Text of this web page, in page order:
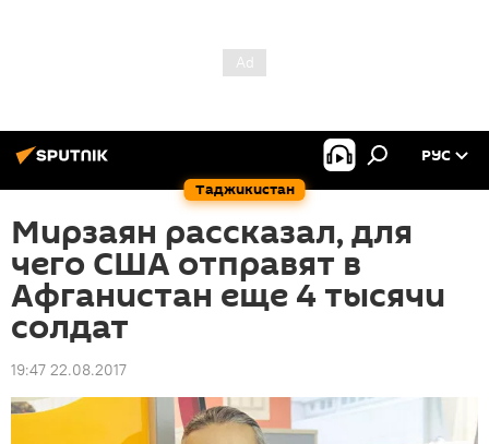
Таджикистан
РУС
Мирзаян рассказал, для
чего США отправят в
Афганистан еще 4 тысячи
солдат
19:47 22.08.2017